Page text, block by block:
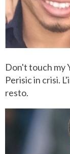
Don't touch my
Perisic in crisi.
resto.